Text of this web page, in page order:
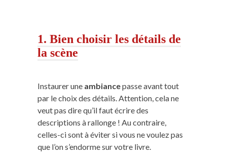
1. Bien choisir les détails de
la scène
Instaurer une ambiancepasse avant tout
par le choix des détails. Attention, cela ne
veut pas dire qu’il faut écrire des
descriptions à rallonge ! Au contraire,
celles-ci sont à éviter si vous ne voulez pas
que l’on s’endorme sur votre livre.